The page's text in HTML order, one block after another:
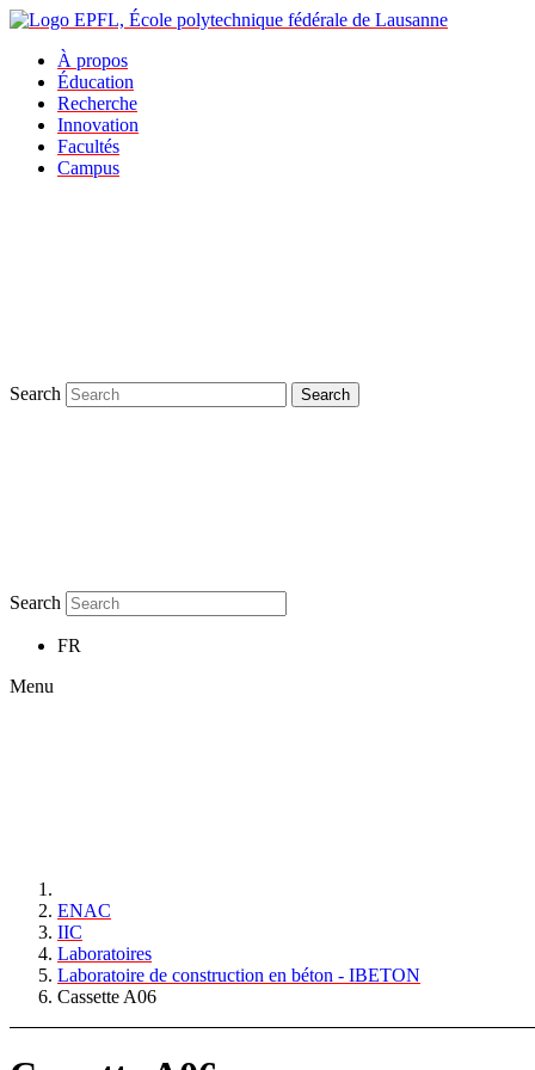
À propos
Éducation
Recherche
Innovation
Facultés
Campus
Search Search
Search
FR
Menu
ENAC
IIC
Laboratoires
Laboratoire de construction en béton - IBETON
Cassette A06